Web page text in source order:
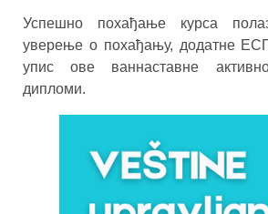
Успешно похађање курса
уверење о похађању, додатне
упис ове ваннаставне
дипломи.